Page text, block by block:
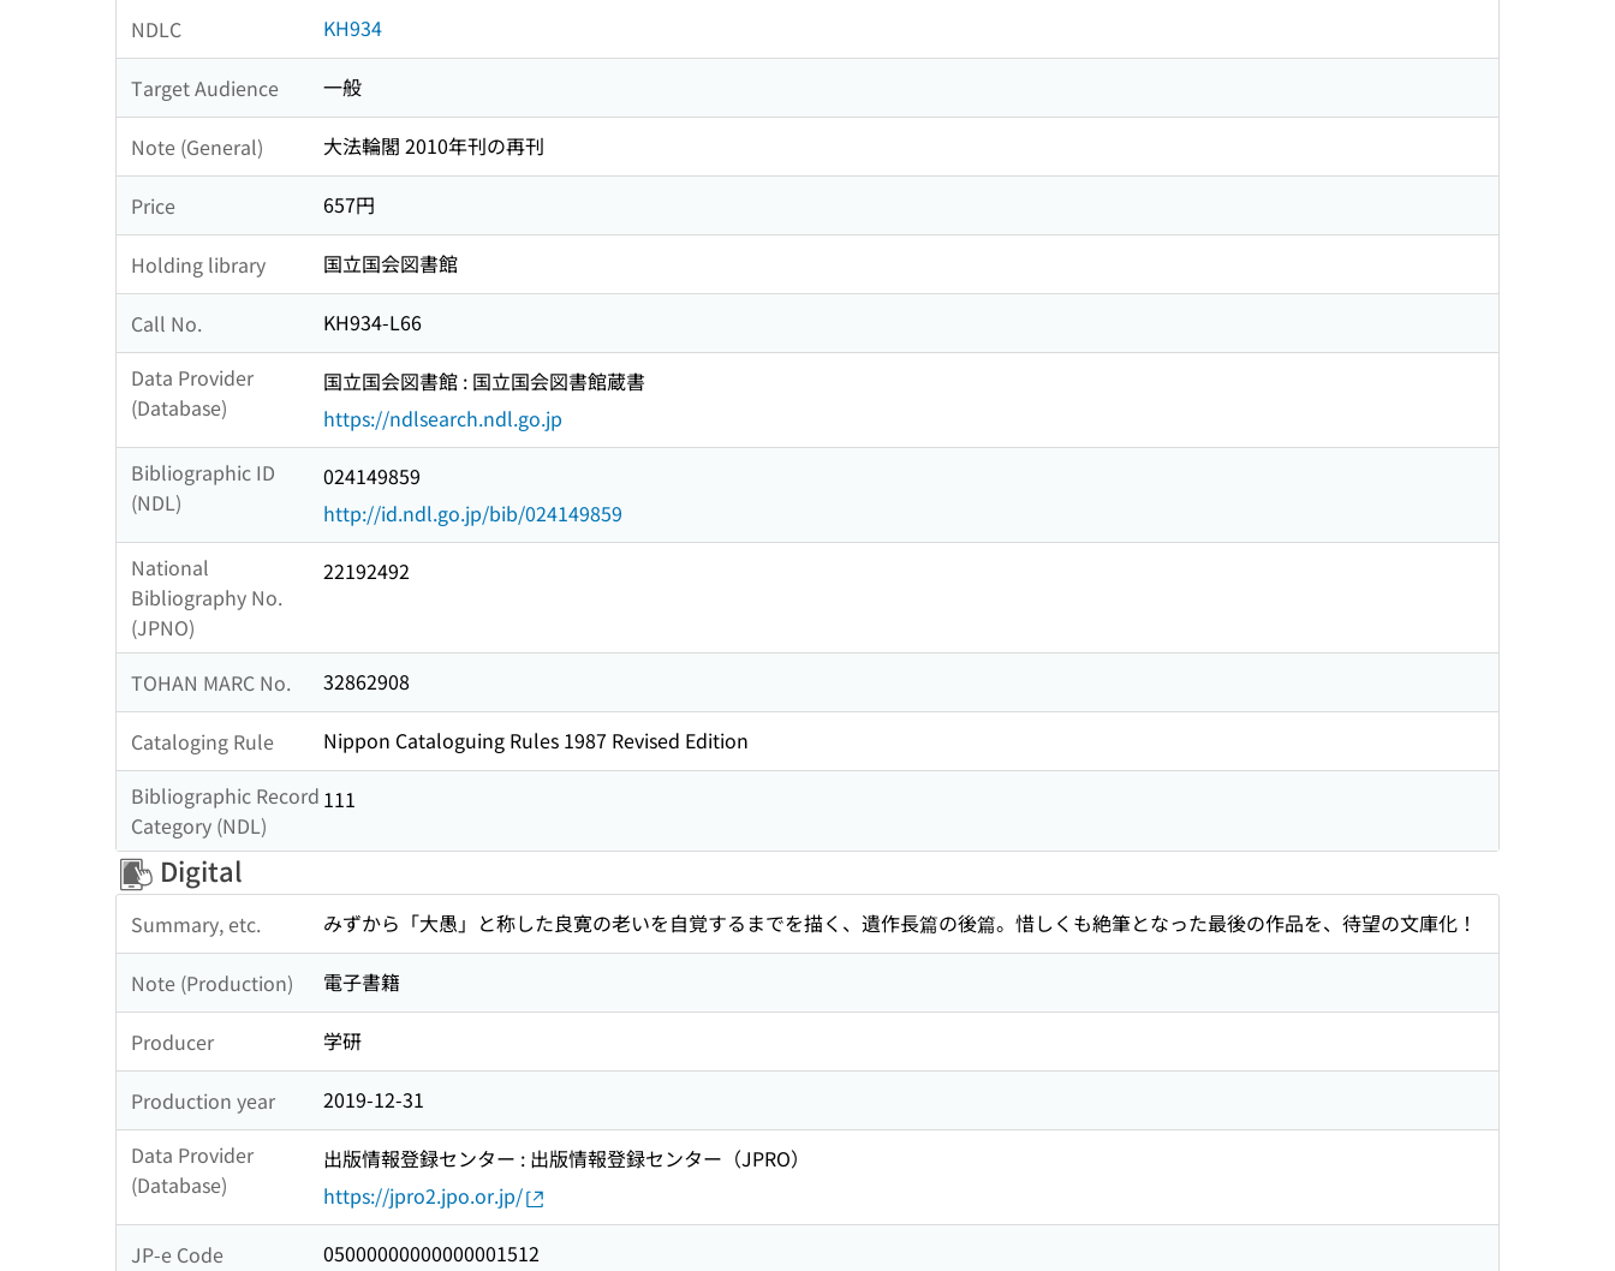
NDLC KH934
Target Audience 一般
Note (General) 大法輪閣 2010年刊の再刊
Price 657円
Holding library 国立国会図書館
Call No.
KH934-L66
Data Provider
(Database)
国立国会図書館 : 国立国会図書館蔵書
https://ndlsearch.ndl.go.jp
Bibliographic ID
(NDL)
024149859
http://id.ndl.go.jp/bib/024149859
National
Bibliography No.
(JPNO)
22192492
TOHAN MARC No. 32862908
Cataloging Rule
Nippon Cataloguing Rules 1987 Revised Edition
Bibliographic Record
Category (NDL)
111
Digital
Summary, etc. みずから「大愚」と称した良寛の老いを自覚するまでを描く、遺作長篇の後篇。惜しくも絶筆となった最後の作品を、待望の文庫化！
Note (Production) 電子書籍
Producer 学研
Production year
2019-12-31
Data Provider
(Database)
出版情報登録センター : 出版情報登録センター（JPRO）
https://jpro2.jpo.or.jp/
JP-e Code 05000000000000001512